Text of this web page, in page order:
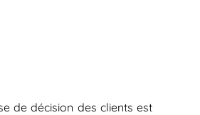
de décision des clients est